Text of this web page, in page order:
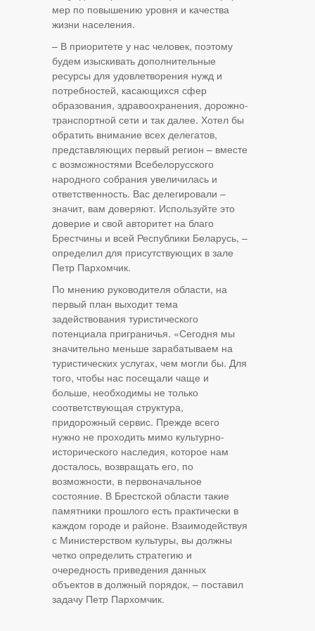
мер по повышению уровня и качества
жизни населения.
– В приоритете у нас человек, поэтому
будем изыскивать дополнительные
ресурсы для удовлетворения нужд и
потребностей, касающихся сфер
образования, здравоохранения, дорожно-
транспортной сети и так далее. Хотел бы
обратить внимание всех делегатов,
представляющих первый регион – вместе
с возможностями Всебелорусского
народного собрания увеличилась и
ответственность. Вас делегировали –
значит, вам доверяют. Используйте это
доверие и свой авторитет на благо
Брестчины и всей Республики Беларусь, –
определил для присутствующих в зале
Петр Пархомчик.
По мнению руководителя области, на
первый план выходит тема
задействования туристического
потенциала приграничья. «Сегодня мы
значительно меньше зарабатываем на
туристических услугах, чем могли бы. Для
того, чтобы нас посещали чаще и
больше, необходимы не только
соответствующая структура,
придорожный сервис. Прежде всего
нужно не проходить мимо культурно-
исторического наследия, которое нам
досталось, возвращать его, по
возможности, в первоначальное
состояние. В Брестской области такие
памятники прошлого есть практически в
каждом городе и районе. Взаимодействуя
с Министерством культуры, вы должны
четко определить стратегию и
очередность приведения данных
объектов в должный порядок, – поставил
задачу Петр Пархомчик.